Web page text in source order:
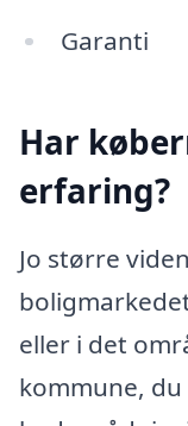
Garanti
Har
erfaring?
Jo større
eller i det
kommune, du